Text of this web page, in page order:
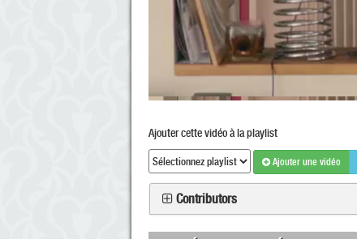
Ajouter cette vidéo à la playlist
Ajouter une vidéo
Contributors